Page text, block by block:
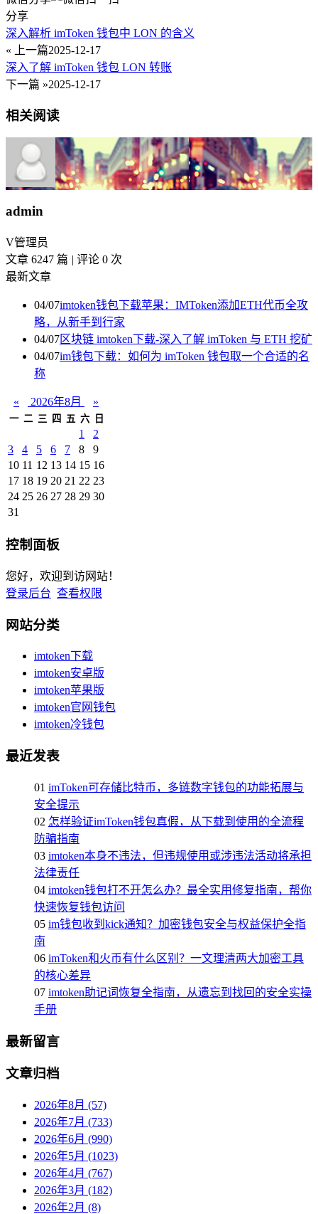
分享
深入解析 imToken 钱包中 LON 的含义
« 上一篇2025-12-17
深入了解 imToken 钱包 LON 转账
下一篇 »2025-12-17
相关阅读
admin
V管理员
文章 6247 篇 | 评论 0 次
最新文章
04/07imtoken钱包下载苹果：IMToken添加ETH代币全攻
略，从新手到行家
04/07区块链 imtoken下载-深入了解 imToken 与 ETH 挖矿
04/07im钱包下载：如何为 imToken 钱包取一个合适的名
称
« 2026年8月 »
一 二 三 四 五 六 日
1
2
3
4 5 6 7 8
9
10 11 12 13 14 15 16
17 18 19 20 21 22 23
24 25 26 27 28 29 30
31
控制面板
您好，欢迎到访网站！
登录后台 查看权限
网站分类
imtoken下载
imtoken安卓版
imtoken苹果版
imtoken官网钱包
imtoken冷钱包
最近发表
01 imToken可存储比特币，多链数字钱包的功能拓展与
安全提示
02 怎样验证imToken钱包真假，从下载到使用的全流程
防骗指南
03 imtoken本身不违法，但违规使用或涉违法活动将承担
法律责任
04 imtoken钱包打不开怎么办？最全实用修复指南，帮你
快速恢复钱包访问
05 im钱包收到kick通知？加密钱包安全与权益保护全指
南
06 imToken和火币有什么区别？一文理清两大加密工具
的核心差异
07 imtoken助记词恢复全指南，从遗忘到找回的安全实操
手册
最新留言
文章归档
2026年8月 (57)
2026年7月 (733)
2026年6月 (990)
2026年5月 (1023)
2026年4月 (767)
2026年3月 (182)
2026年2月 (8)